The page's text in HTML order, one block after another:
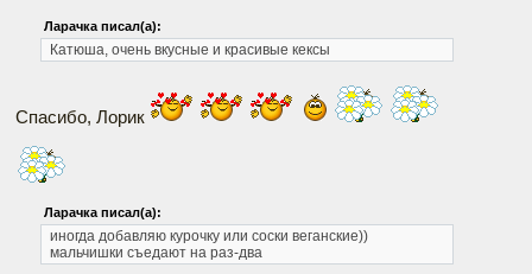
Ларачка писал(а):
Катюша, очень вкусные и красивые кексы
Спасибо, Лорик
Ларачка писал(а):
иногда добавляю курочку или соски веганские))
мальчишки съедают на раз-два